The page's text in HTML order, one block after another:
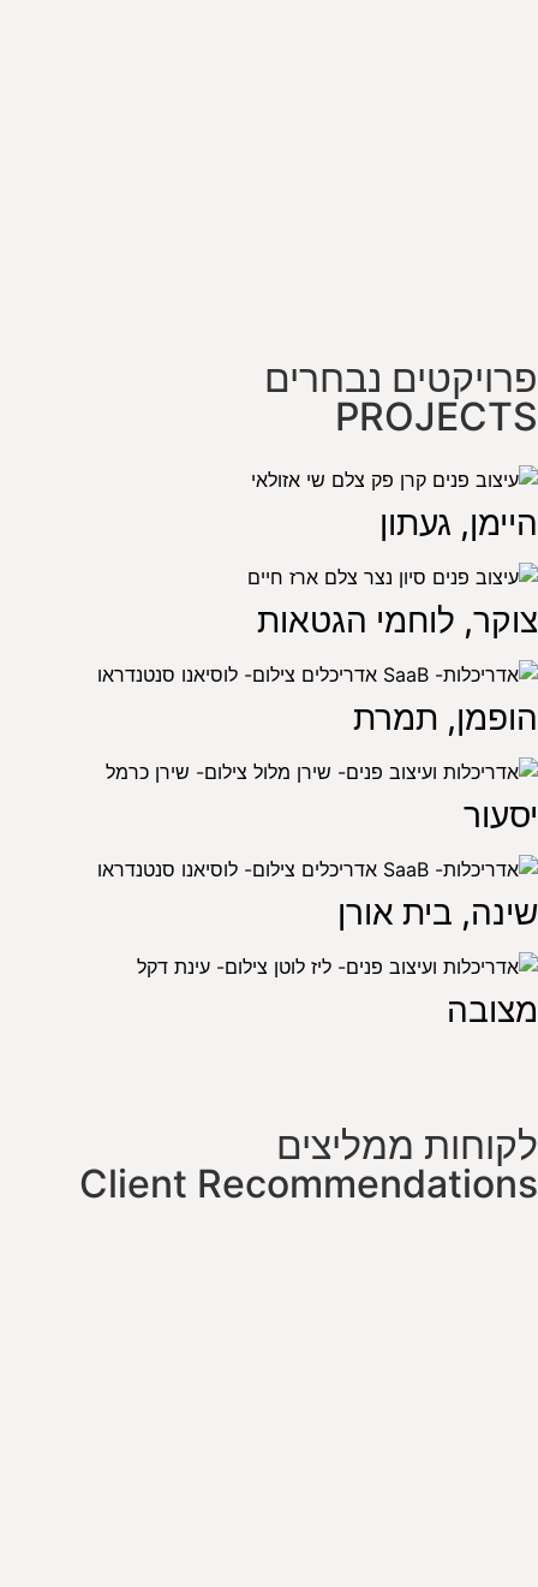
פרויקטים נבחרים
PROJECTS
היימן, געתון
צוקר, לוחמי הגטאות
הופמן, תמרת
יסעור
שינה, בית אורן
מצובה
לקוחות ממליצים
Client Recommendations